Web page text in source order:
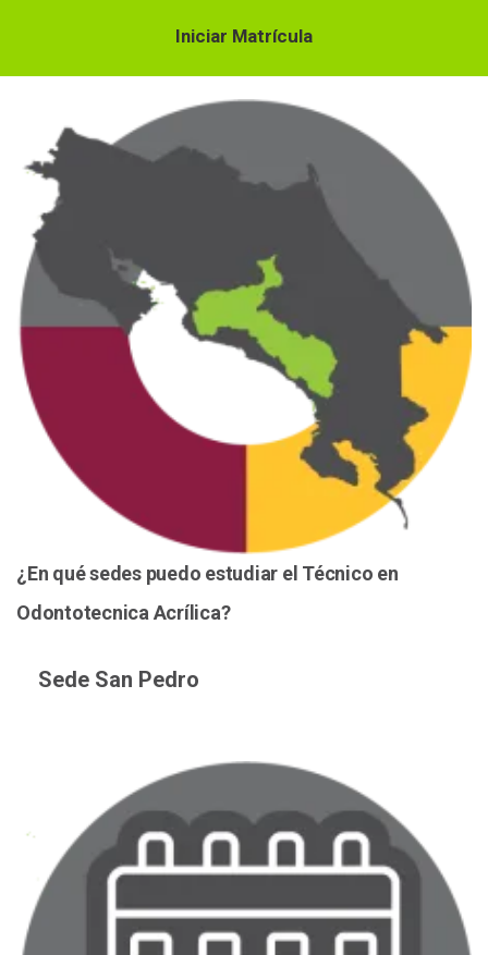
Iniciar Matrícula
¿En qué sedes puedo estudiar el Técnico en
Odontotecnica Acrílica?
Sede San Pedro